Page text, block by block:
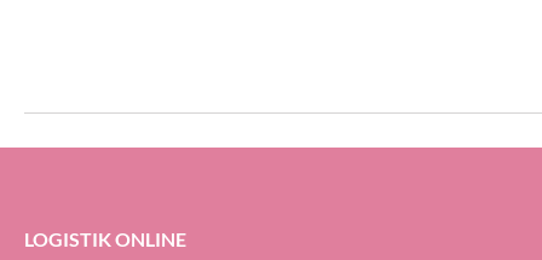
Thomas Suter.
LOGISTIK ONLINE